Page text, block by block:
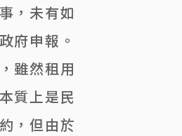
，未有如
府申報。
雖然租用
質上是民
，但由於